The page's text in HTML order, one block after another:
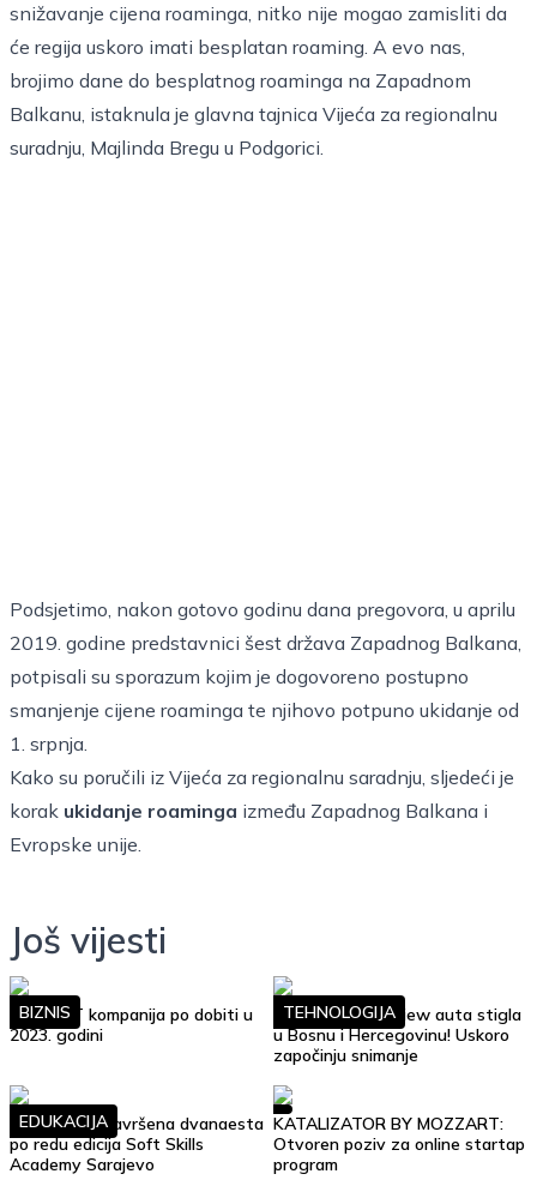
snižavanje cijena roaminga, nitko nije mogao zamisliti da
će regija uskoro imati besplatan roaming. A evo nas,
brojimo dane do besplatnog roaminga na Zapadnom
Balkanu, istaknula je glavna tajnica Vijeća za regionalnu
suradnju, Majlinda Bregu u Podgorici.
Podsjetimo, nakon gotovo godinu dana pregovora, u aprilu
2019. godine predstavnici šest država Zapadnog Balkana,
potpisali su sporazum kojim je dogovoreno postupno
smanjenje cijene roaminga te njihovo potpuno ukidanje od
1. srpnja.
Kako su poručili iz Vijeća za regionalnu saradnju, sljedeći je
korak ukidanje roaminga između Zapadnog Balkana i
Evropske unije.
Još vijesti
Top 10 IT kompanija po dobiti u
2023. godini
BIZNIS
Google Street View auta stigla
u Bosnu i Hercegovinu! Uskoro
započinju snimanje
TEHNOLOGIJA
Uspješno je završena dvanaesta
po redu edicija Soft Skills
Academy Sarajevo
EDUKACIJA
KATALIZATOR BY MOZZART:
Otvoren poziv za online startap
program